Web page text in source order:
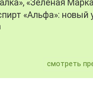
«Зелёная
«Альфа»: новый
смотреть